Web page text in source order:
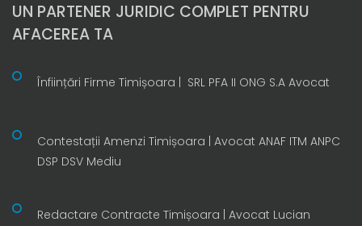
UN PARTENER JURIDIC COMPLET PENTRU
AFACEREA TA
Înființări Firme Timișoara | SRL PFA II ONG S.A Avocat
Contestații Amenzi Timișoara | Avocat ANAF ITM ANPC
DSP DSV Mediu
Redactare Contracte Timișoara | Avocat Lucian